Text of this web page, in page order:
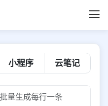
小程序 云笔记